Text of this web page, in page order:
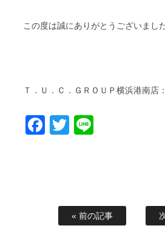
この度は誠にありがとうございました
Ｔ．Ｕ．Ｃ．ＧＲＯＵＰ横浜港南店
Facebook
Twitter
« 前の記事